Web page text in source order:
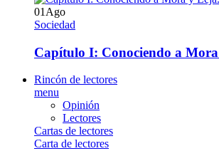
01 Ago
Sociedad
Capítulo I: Conociendo a
Rincón de lectores
menu
Opinión
Lectores
Cartas de lectores
Carta de lectores